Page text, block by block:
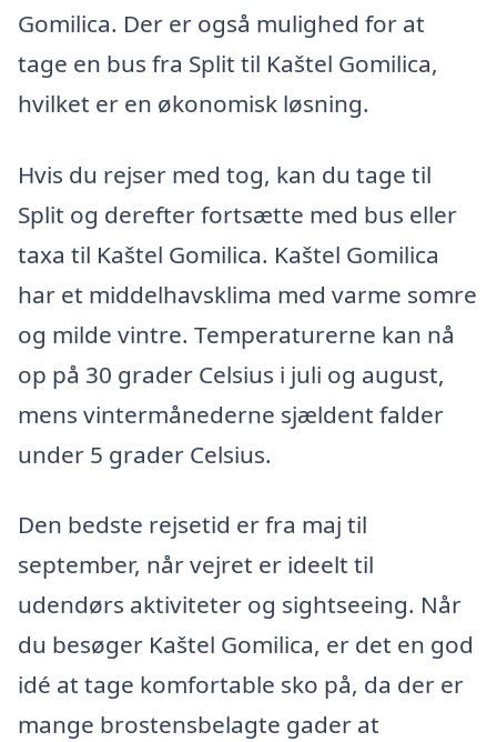
Gomilica. Der er også mulighed for at
tage en bus fra Split til Kaštel Gomilica,
hvilket er en økonomisk løsning.
Hvis du rejser med tog, kan du tage til
Split og derefter fortsætte med bus eller
taxa til Kaštel Gomilica. Kaštel Gomilica
har et middelhavsklima med varme somre
og milde vintre. Temperaturerne kan nå
op på 30 grader Celsius i juli og august,
mens vintermånederne sjældent falder
under 5 grader Celsius.
Den bedste rejsetid er fra maj til
september, når vejret er ideelt til
udendørs aktiviteter og sightseeing. Når
du besøger Kaštel Gomilica, er det en god
idé at tage komfortable sko på, da der er
mange brostensbelagte gader at